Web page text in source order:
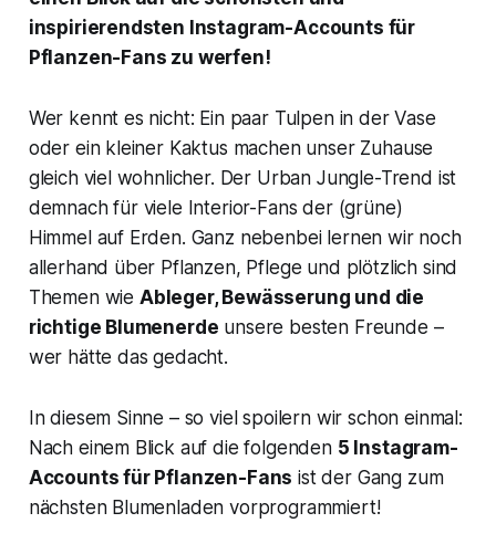
inspirierendsten Instagram-Accounts für
Pflanzen-Fans zu werfen!
Wer kennt es nicht: Ein paar Tulpen in der Vase
oder ein kleiner Kaktus machen unser Zuhause
gleich viel wohnlicher. Der Urban Jungle-Trend ist
demnach für viele Interior-Fans der (grüne)
Himmel auf Erden. Ganz nebenbei lernen wir noch
allerhand über Pflanzen, Pflege und plötzlich sind
Themen wie Ableger, Bewässerung und die
richtige Blumenerde unsere besten Freunde –
wer hätte das gedacht.
In diesem Sinne – so viel spoilern wir schon einmal:
Nach einem Blick auf die folgenden 5 Instagram-
Accounts für Pflanzen-Fans ist der Gang zum
nächsten Blumenladen vorprogrammiert!